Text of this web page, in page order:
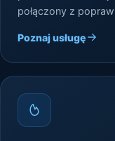
połączony z
Poznaj usługę